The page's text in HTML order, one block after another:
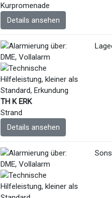
Kurpromenade
Details ansehen
TH K ERK
Strand
Details ansehen